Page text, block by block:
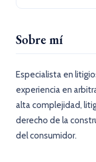
Sobre mí
Especialista en
experiencia en
alta complejidad,
derecho de la
del consumidor.